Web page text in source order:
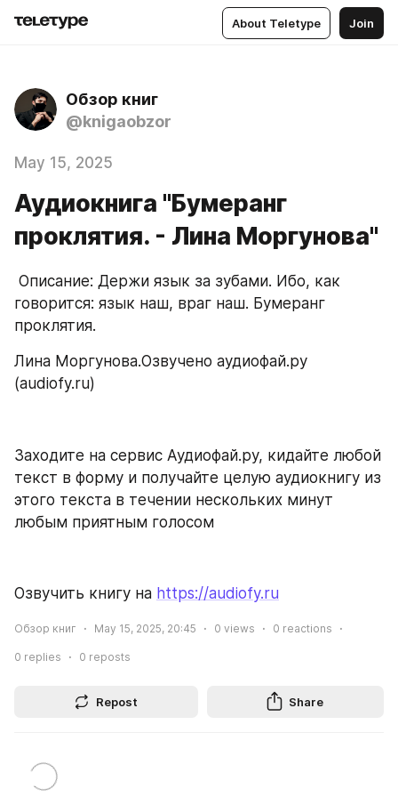
About Teletype Join
Обзор книг
@knigaobzor
May 15, 2025
Аудиокнига "Бумеранг
проклятия. - Лина Моргунова"
говорится: язык наш, враг наш. Бумеранг
проклятия.
Лина Моргунова.Озвучено аудиофай.ру
(audiofy.ru)
Заходите на сервис Аудиофай.ру, кидайте любой
текст в форму и получайте целую аудиокнигу из
этого текста в течении нескольких минут
любым приятным голосом
Озвучить книгу на https://audiofy.ru
Обзор книг May 15, 2025, 20:45 0 views 0 reactions
0 replies 0 reposts
Repost Share